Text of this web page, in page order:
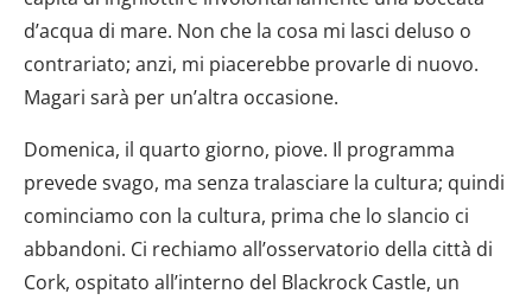
d’acqua di mare. Non che la cosa mi lasci deluso o
contrariato; anzi, mi piacerebbe provarle di nuovo.
Magari sarà per un’altra occasione.
Domenica, il quarto giorno, piove. Il programma
prevede svago, ma senza tralasciare la cultura; quindi
cominciamo con la cultura, prima che lo slancio ci
abbandoni. Ci rechiamo all’osservatorio della città di
Cork, ospitato all’interno del Blackrock Castle, un